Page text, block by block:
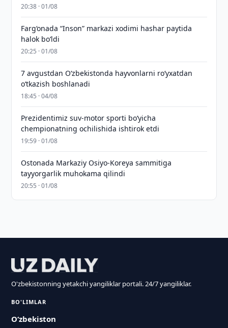
20:38 · 01/08
Farg‘onada “Inson” markazi xodimi hashar paytida
halok bo‘ldi
20:25 · 01/08
7 avgustdan O‘zbekistonda hayvonlarni ro‘yxatdan
o‘tkazish boshlanadi
18:45 · 04/08
Prezidentimiz suv-motor sporti bo‘yicha
chempionatning ochilishida ishtirok etdi
19:59 · 01/08
Ostonada Markaziy Osiyo-Koreya sammitiga
tayyorgarlik muhokama qilindi
20:55 · 01/08
O'zbekistonning yetakchi yangiliklar portali. 24/7 yangiliklar.
BO'LIMLAR
O‘zbekiston